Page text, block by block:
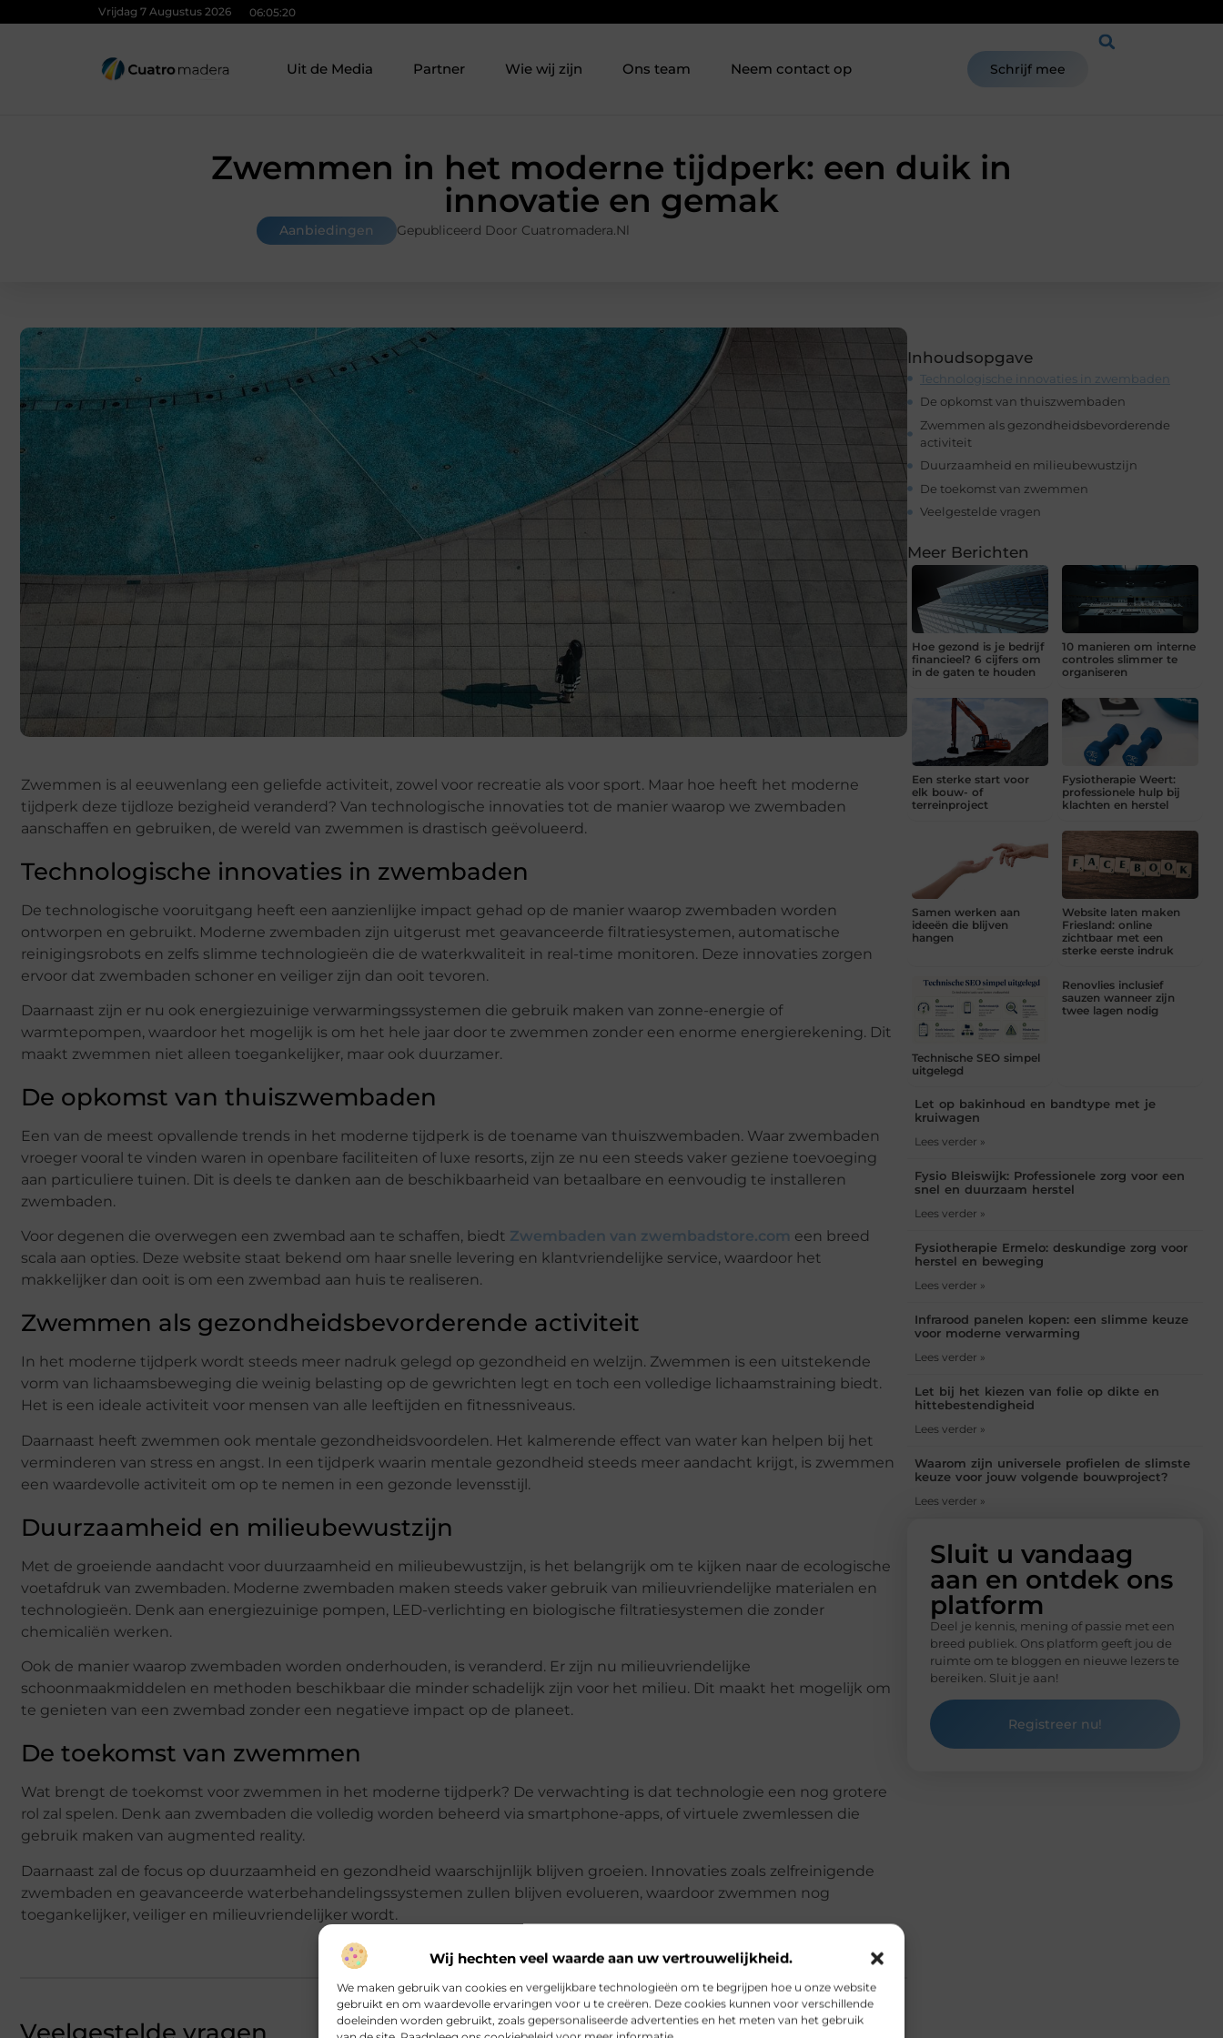
Wij hechten veel waarde aan uw vertrouwelijkheid.
We maken gebruik van cookies en vergelijkbare technologieën om te begrijpen hoe u onze website
gebruikt en om waardevolle ervaringen voor u te creëren. Deze cookies kunnen voor verschillende
doeleinden worden gebruikt, zoals gepersonaliseerde advertenties en het meten van het gebruik
Vrijdag 7 Augustus 2026 06:05:21
Uit de Media Partner Wie wij zijn Ons team Neem contact op Schrijf mee
Zwemmen in het moderne tijdperk: een duik in
innovatie en gemak
Aanbiedingen Gepubliceerd Door Cuatromadera.nl
Zwemmen is al eeuwenlang een geliefde activiteit, zowel voor recreatie als voor sport. Maar hoe heeft het moderne
tijdperk deze tijdloze bezigheid veranderd? Van technologische innovaties tot de manier waarop we zwembaden
aanschaffen en gebruiken, de wereld van zwemmen is drastisch geëvolueerd.
Technologische innovaties in zwembaden
De technologische vooruitgang heeft een aanzienlijke impact gehad op de manier waarop zwembaden worden
ontworpen en gebruikt. Moderne zwembaden zijn uitgerust met geavanceerde filtratiesystemen, automatische
reinigingsrobots en zelfs slimme technologieën die de waterkwaliteit in real-time monitoren. Deze innovaties zorgen
ervoor dat zwembaden schoner en veiliger zijn dan ooit tevoren.
Daarnaast zijn er nu ook energiezuinige verwarmingssystemen die gebruik maken van zonne-energie of
warmtepompen, waardoor het mogelijk is om het hele jaar door te zwemmen zonder een enorme energierekening. Dit
maakt zwemmen niet alleen toegankelijker, maar ook duurzamer.
De opkomst van thuiszwembaden
Een van de meest opvallende trends in het moderne tijdperk is de toename van thuiszwembaden. Waar zwembaden
vroeger vooral te vinden waren in openbare faciliteiten of luxe resorts, zijn ze nu een steeds vaker geziene toevoeging
aan particuliere tuinen. Dit is deels te danken aan de beschikbaarheid van betaalbare en eenvoudig te installeren
zwembaden.
Voor degenen die overwegen een zwembad aan te schaffen, biedt Zwembaden van zwembadstore.com een breed
scala aan opties. Deze website staat bekend om haar snelle levering en klantvriendelijke service, waardoor het
makkelijker dan ooit is om een zwembad aan huis te realiseren.
Zwemmen als gezondheidsbevorderende activiteit
In het moderne tijdperk wordt steeds meer nadruk gelegd op gezondheid en welzijn. Zwemmen is een uitstekende
vorm van lichaamsbeweging die weinig belasting op de gewrichten legt en toch een volledige lichaamstraining biedt.
Het is een ideale activiteit voor mensen van alle leeftijden en fitnessniveaus.
Daarnaast heeft zwemmen ook mentale gezondheidsvoordelen. Het kalmerende effect van water kan helpen bij het
verminderen van stress en angst. In een tijdperk waarin mentale gezondheid steeds meer aandacht krijgt, is zwemmen
een waardevolle activiteit om op te nemen in een gezonde levensstijl.
Duurzaamheid en milieubewustzijn
Met de groeiende aandacht voor duurzaamheid en milieubewustzijn, is het belangrijk om te kijken naar de ecologische
voetafdruk van zwembaden. Moderne zwembaden maken steeds vaker gebruik van milieuvriendelijke materialen en
technologieën. Denk aan energiezuinige pompen, LED-verlichting en biologische filtratiesystemen die zonder
chemicaliën werken.
Ook de manier waarop zwembaden worden onderhouden, is veranderd. Er zijn nu milieuvriendelijke
schoonmaakmiddelen en methoden beschikbaar die minder schadelijk zijn voor het milieu. Dit maakt het mogelijk om
te genieten van een zwembad zonder een negatieve impact op de planeet.
De toekomst van zwemmen
Wat brengt de toekomst voor zwemmen in het moderne tijdperk? De verwachting is dat technologie een nog grotere
rol zal spelen. Denk aan zwembaden die volledig worden beheerd via smartphone-apps, of virtuele zwemlessen die
gebruik maken van augmented reality.
Daarnaast zal de focus op duurzaamheid en gezondheid waarschijnlijk blijven groeien. Innovaties zoals zelfreinigende
zwembaden en geavanceerde waterbehandelingssystemen zullen blijven evolueren, waardoor zwemmen nog
toegankelijker, veiliger en milieuvriendelijker wordt.
Inhoudsopgave
Technologische innovaties in zwembaden
De opkomst van thuiszwembaden
Zwemmen als gezondheidsbevorderende
activiteit
Duurzaamheid en milieubewustzijn
De toekomst van zwemmen
Veelgestelde vragen
Meer Berichten
Hoe gezond is je bedrijf
financieel? 6 cijfers om
in de gaten te houden
10 manieren om interne
controles slimmer te
organiseren
Een sterke start voor
elk bouw- of
terreinproject
Fysiotherapie Weert:
professionele hulp bij
klachten en herstel
Samen werken aan
ideeën die blijven
hangen
Website laten maken
Friesland: online
zichtbaar met een
sterke eerste indruk
Technische SEO simpel
uitgelegd
Renovlies inclusief
sauzen wanneer zijn
twee lagen nodig
Let op bakinhoud en bandtype met je
kruiwagen
Lees verder »
Fysio Bleiswijk: Professionele zorg voor een
snel en duurzaam herstel
Lees verder »
Fysiotherapie Ermelo: deskundige zorg voor
herstel en beweging
Lees verder »
Infrarood panelen kopen: een slimme keuze
voor moderne verwarming
Lees verder »
Let bij het kiezen van folie op dikte en
hittebestendigheid
Lees verder »
Waarom zijn universele profielen de slimste
keuze voor jouw volgende bouwproject?
Lees verder »
Sluit u vandaag
aan en ontdek ons
platform
Deel je kennis, mening of passie met een
breed publiek. Ons platform geeft jou de
ruimte om te bloggen en nieuwe lezers te
bereiken. Sluit je aan!
Registreer nu!